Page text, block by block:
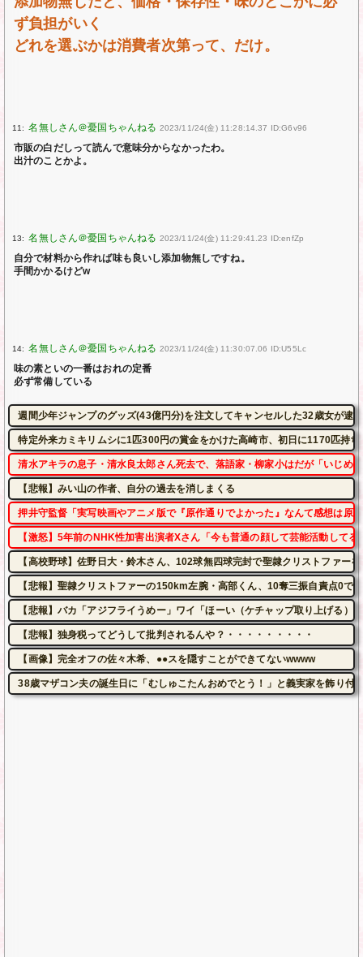
ず負担がいく
どれを選ぶかは消費者次第って、だけ。
11: 2023/11/24(金) 11:28:14.37 ID:G6v96
市販の白だしって読んで意味分からなかったわ。
出汁のことかよ。
13: 2023/11/24(金) 11:29:41.23 ID:enfZp
自分で材料から作れば味も良いし添加物無しですね。
手間かかるけどw
14: 2023/11/24(金) 11:30:07.06 ID:U55Lc
味の素といの一番はおれの定番
必ず常備している
週間少年ジャンプのグッズ(43億円分)を注文してキャンセルした32歳女が逮捕
特定外来カミキリムシに1匹300円の賞金をかけた高崎市、初日に1170匹持ち
清水アキラの息子・清水良太郎さん死去で、落語家・柳家小はだが「いじめ
【悲報】みい山の作者、自分の過去を消しまくる
押井守監督「実写映画やアニメ版で『原作通りでよかった』なんて感想は原
【激怒】5年前のNHK性加害出演者Xさん「今も普通の顔して芸能活動して
【高校野球】佐野日大・鈴木さん、102球無四球完封で聖隷クリストファー
【悲報】聖隷クリストファーの150km左腕・高部くん、10奪三振自責点0で
【悲報】バカ「アジフライうめー」ワイ「ほーい（ケチャップ取り上げる）
【悲報】独身税ってどうして批判されるんや？・・・・・・・・・
【画像】完全オフの佐々木希、●●スを隠すことができてないwwww
38歳マザコン夫の誕生日に「むしゅこたんおめでとう！」と義実家を飾り